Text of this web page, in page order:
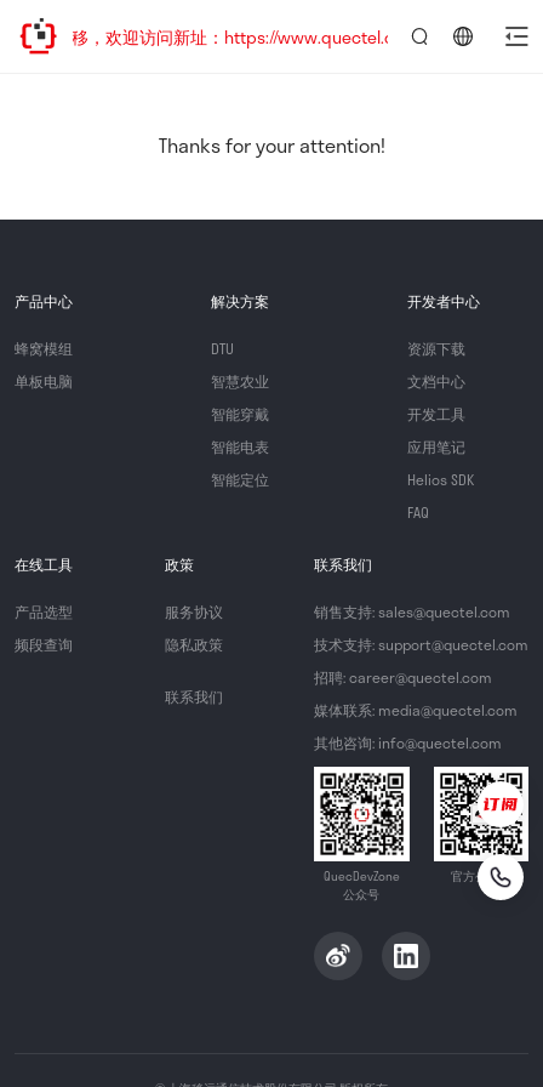
址已迁移，欢迎访问新址：https://www.quectel.com.cn
Thanks for your attention!
产品中心
蜂窝模组
单板电脑
解决方案
DTU
智慧农业
智能穿戴
智能电表
智能定位
开发者中心
资源下载
文档中心
开发工具
应用笔记
Helios SDK
FAQ
在线工具
产品选型
频段查询
政策
服务协议
隐私政策
联系我们
联系我们
销售支持: sales@quectel.com
技术支持: support@quectel.com
招聘: career@quectel.com
媒体联系: media@quectel.com
其他咨询: info@quectel.com
QuecDevZone
公众号
官方公众号